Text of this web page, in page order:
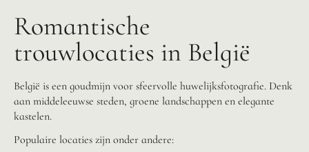
Romantische
trouwlocaties in België
België is een goudmijn voor sfeervolle huwelijksfotografie. Denk
aan middeleeuwse steden, groene landschappen en elegante
kastelen.
Populaire locaties zijn onder andere: